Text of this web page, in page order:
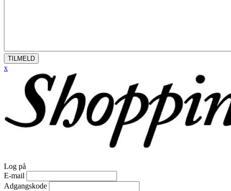
TILMELD
x
Log på
E-mail
Adgangskode